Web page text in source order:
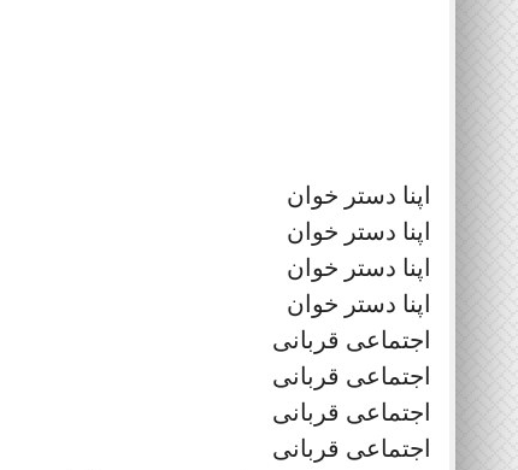
اپنا دستر خوان
اپنا دستر خوان
اپنا دستر خوان
اپنا دستر خوان
اجتماعی قربانی
اجتماعی قربانی
اجتماعی قربانی
اجتماعی قربانی